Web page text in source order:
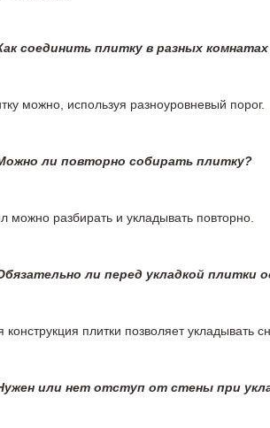
соединить плитку в разных
можно, используя разноуровневый порог.
ли повторно собирать плитку?
можно разбирать и укладывать повторно.
ли перед укладкой плитки
конструкция плитки позволяет
или нет отступ от стены при